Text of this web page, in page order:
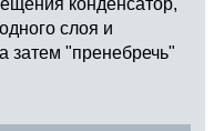
слоя и
затем "пренебречь"